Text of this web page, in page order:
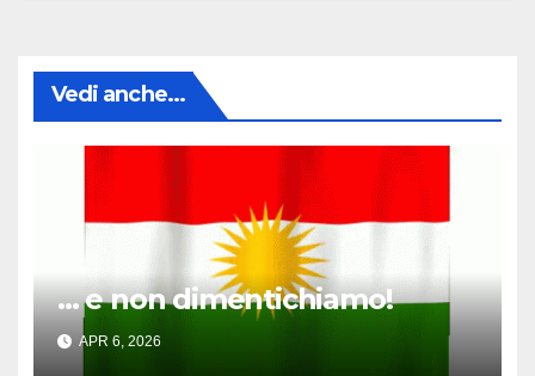
Vedi anche...
… e non dimentichiamo!
APR 6, 2026